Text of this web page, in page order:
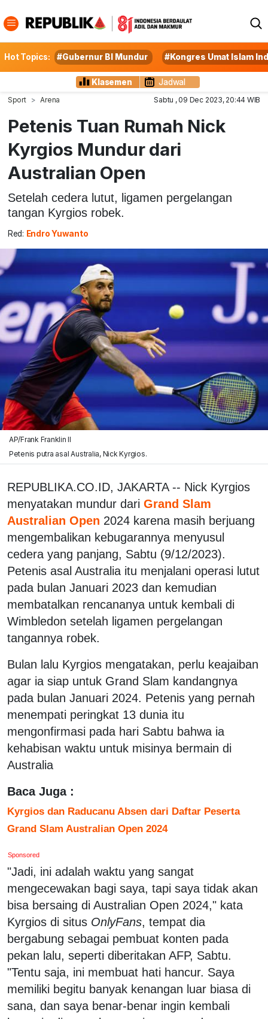
Hot Topics: #Gubernur BI Mundur #Kongres Umat Islam
Klasemen Jadwal
Sport Arena Sabtu , 09 Dec 2023, 20:44 WIB
Petenis Tuan Rumah Nick
Kyrgios Mundur dari
Australian Open
Setelah cedera lutut, ligamen pergelangan
tangan Kyrgios robek.
Red: Endro Yuwanto
AP/Frank Franklin II
Petenis putra asal Australia, Nick Kyrgios.
REPUBLIKA.CO.ID, JAKARTA -- Nick Kyrgios
menyatakan mundur dari Grand Slam
Australian Open 2024 karena masih berjuang
mengembalikan kebugarannya menyusul
cedera yang panjang, Sabtu (9/12/2023).
Petenis asal Australia itu menjalani operasi lutut
pada bulan Januari 2023 dan kemudian
membatalkan rencananya untuk kembali di
Wimbledon setelah ligamen pergelangan
tangannya robek.
Bulan lalu Kyrgios mengatakan, perlu keajaiban
agar ia siap untuk Grand Slam kandangnya
pada bulan Januari 2024. Petenis yang pernah
menempati peringkat 13 dunia itu
mengonfirmasi pada hari Sabtu bahwa ia
kehabisan waktu untuk misinya bermain di
Australia
Baca Juga :
Kyrgios dan Raducanu Absen dari Daftar Peserta
Grand Slam Australian Open 2024
Sponsored
"Jadi, ini adalah waktu yang sangat
mengecewakan bagi saya, tapi saya tidak akan
bisa bersaing di Australian Open 2024," kata
Kyrgios di situs OnlyFans, tempat dia
bergabung sebagai pembuat konten pada
pekan lalu, seperti diberitakan AFP, Sabtu.
"Tentu saja, ini membuat hati hancur. Saya
memiliki begitu banyak kenangan luar biasa di
sana, dan saya benar-benar ingin kembali